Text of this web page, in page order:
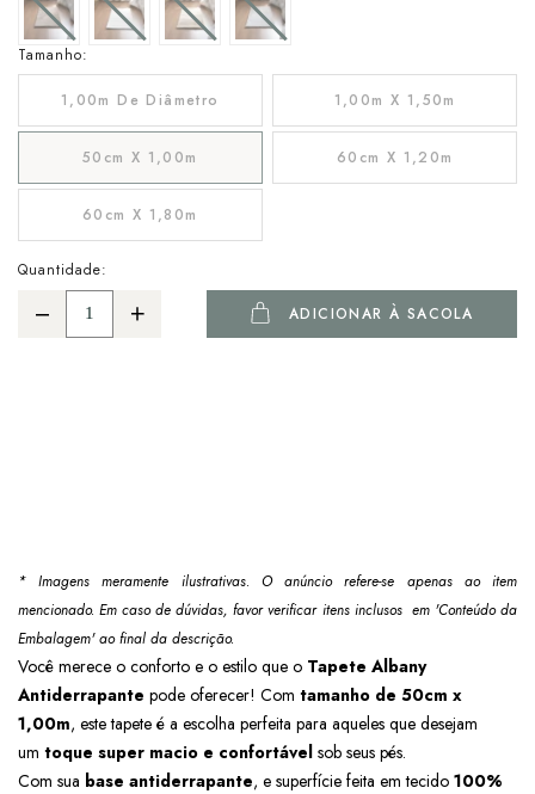
Tamanho:
1,00m De Diâmetro 1,00m X 1,50m
50cm X 1,00m 60cm X 1,20m
60cm X 1,80m
Quantidade:
ADICIONAR À SACOLA
* Imagens meramente ilustrativas. O anúncio refere-se apenas ao item
mencionado. Em caso de dúvidas, favor verificar itens inclusos em 'Conteúdo da
Embalagem' ao final da descrição.
Você merece o conforto e o estilo que o Tapete Albany
Antiderrapante pode oferecer! Com tamanho de 50cm x
1,00m, este tapete é a escolha perfeita para aqueles que desejam
um toque super macio e confortável sob seus pés.
Com sua base antiderrapante, e superfície feita em tecido 100%